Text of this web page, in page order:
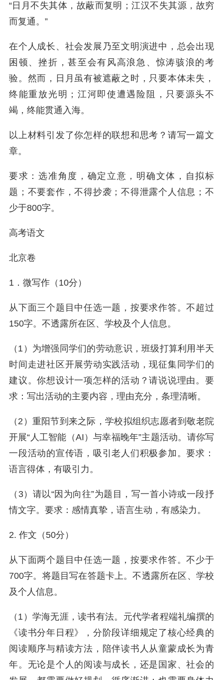
“日月不失其体，故蔽而复明；江汉不失其源，故穷
而复通。”
在个人成长、社会发展乃至文明演进中，总会出现
困顿、挫折，甚至会有风高浪急、惊涛骇浪的考
验。然而，日月虽有被遮蔽之时，只要本体未失，
终能重放光明；江河即使遭遇险阻，只要源头不
竭，终能贯通入海。
以上材料引发了你怎样的联想和思考？请写一篇文
章。
要求：选准角度，确定立意，明确文体，自拟标
题；不要套作，不得抄袭；不得泄露个人信息；不
少于800字。
高考语文
北京卷
1．微写作（10分）
从下面三个题目中任选一题，按要求作答。不超过
150字。不透露所在区、学校及个人信息。
（1）为增强同学们的劳动意识，班级打算利用半天
时间走进社区开展劳动实践活动，现征集同学们的
建议。你想设计一项怎样的活动？请说说理由。要
求：写出活动的主要内容，理由充分，条理清晰。
（2）重阳节到来之际，学校拟组织志愿者到敬老院
开展“人工智能（AI）与幸福晚年”主题活动。请你写
一段活动的宣传语，吸引老人们积极参加。要求：
语言得体，有吸引力。
（3）请以“因为向往”为题目，写一首小诗或一段抒
情文字。要求：感情真挚，语言生动，有感染力。
2. 作文（50分）
从下面两个题目中任选一题，按要求作答。不少于
700字。将题目写在答题卡上。不透露所在区、学校
及个人信息。
（1）学海无涯，读书有法。元代学者程端礼编撰的
《读书分年日程》，分阶段详细规定了核心经典的
阅读顺序与精读方法，陪伴读书人从童蒙成长为青
年。无论是个人的阅读与成长，还是国家、社会的